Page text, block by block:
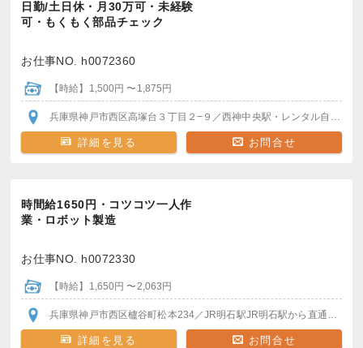
日勤/土日休・月30万可・未経験
可・もくもく部品チェック
お仕事NO. h0072360
【時給】1,500円 〜1,875円
兵庫県神戸市西区高塚台３丁目２−９ ／西神中央駅 ・レンタル自転車OK
詳細を見る お問合せ
時間給1650円・コツコツ一人作
業・ロボット製造
お仕事NO. h0072330
【時給】1,650円 〜2,063円
兵庫県神戸市西区櫨谷町松本234／JR明石駅JR明石駅から直通バスで20分程度
詳細を見る お問合せ